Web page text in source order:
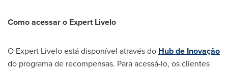
Como acessar o Expert Livelo
O Expert Livelo está disponível através do Hub de Inovação
do programa de recompensas. Para acessá-lo, os clientes